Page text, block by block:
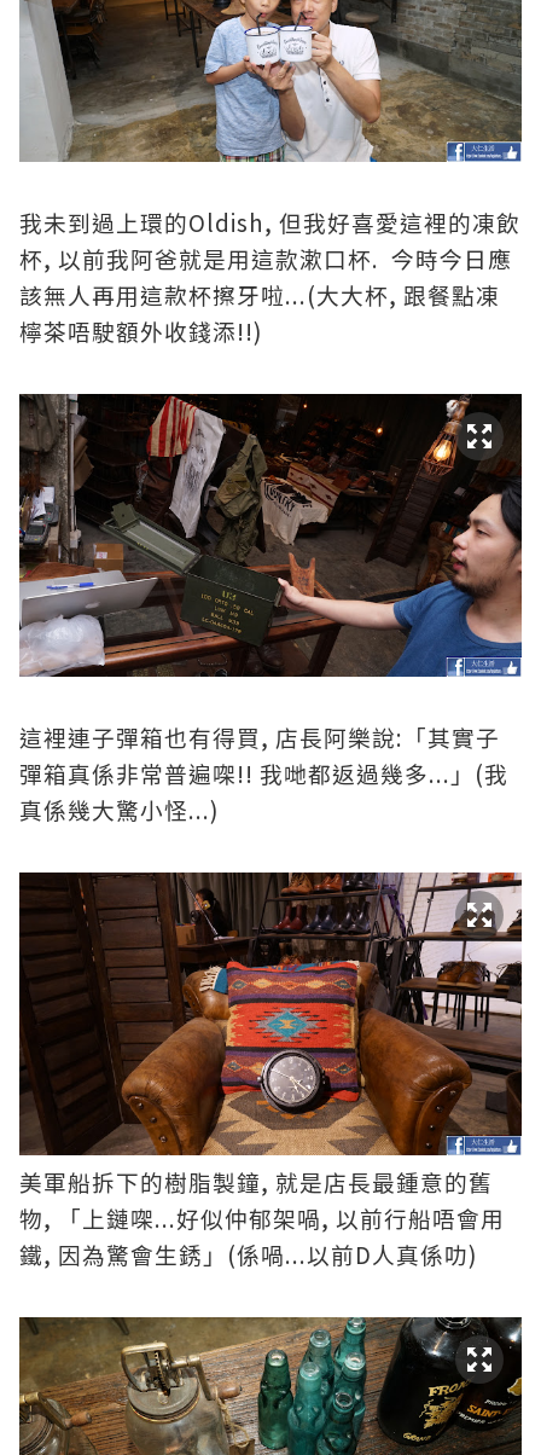
我未到過上環的Oldish, 但我好喜愛這裡的凍飲
杯, 以前我阿爸就是用這款漱口 杯. 今時今日應
該無人再用這款杯擦牙啦...(大大杯, 跟餐點凍
檸茶唔駛額外收錢添!!)
這裡連子彈箱也有得買, 店長阿樂說: 「其實子
彈箱真係非常普遍㗎!! 我哋都返過幾多... 」 (我
真係幾大驚小怪...)
美軍船拆下的樹脂製鐘, 就是店長最鍾意的舊
物, 「上鏈㗎...好似仲郁架喎, 以前行船唔會用
鐵, 因為驚會生銹」 (係喎...以前D人真係叻)